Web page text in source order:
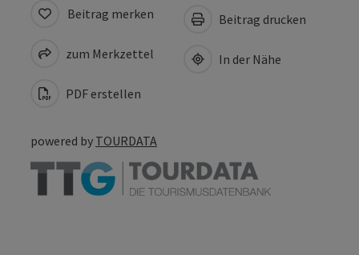
Beitrag merken
zum Merkzettel
PDF erstellen
Beitrag drucken
In der Nähe
powered by TOURDATA